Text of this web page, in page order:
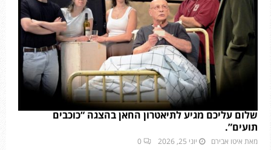
שלום עליכם מגיע לתיאטרון החאן בהצגה “כוכבים
תועים”.
מאת איטו אבירם יוני 25, 2026 0